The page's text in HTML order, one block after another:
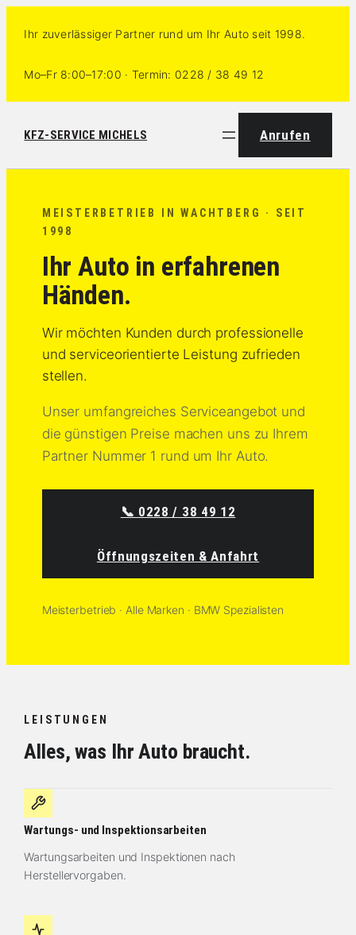
InhaltIhr zuverlässiger Partner rund um Ihr Auto seit 1998.
Mo–Fr 8:00–17:00 · Termin: 0228 / 38 49 12
KFZ-SERVICE MICHELS Anrufen
MEISTERBETRIEB IN WACHTBERG · SEIT
1998
Ihr Auto in erfahrenen
Händen.
Wir möchten Kunden durch professionelle
und serviceorientierte Leistung zufrieden
stellen.
Unser umfangreiches Serviceangebot und
die günstigen Preise machen uns zu Ihrem
Partner Nummer 1 rund um Ihr Auto.
📞 0228 / 38 49 12
Öffnungszeiten & Anfahrt
Meisterbetrieb · Alle Marken · BMW Spezialisten
LEISTUNGEN
Alles, was Ihr Auto braucht.
Wartungs- und Inspektionsarbeiten
Wartungsarbeiten und Inspektionen nach
Herstellervorgaben.